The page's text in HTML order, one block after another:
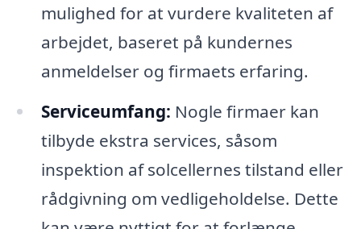
mulighed for at vurdere kvaliteten af
arbejdet, baseret på kundernes
anmeldelser og firmaets erfaring.
Serviceumfang: Nogle firmaer kan
tilbyde ekstra services, såsom
inspektion af solcellernes tilstand eller
rådgivning om vedligeholdelse. Dette